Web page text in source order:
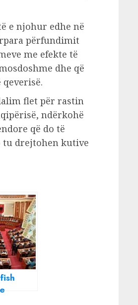
e njohur edhe në
përfundimit
me efekte të
dhe që
flet për rastin
ndërkohë
që do të
tu drejtohen kutive